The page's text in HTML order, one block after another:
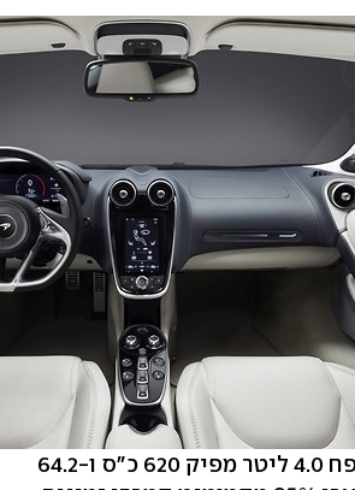
מנוע V8 מוגדש בנפח 4.0 ליטר מפיק 620 כ"ס ו-64.2